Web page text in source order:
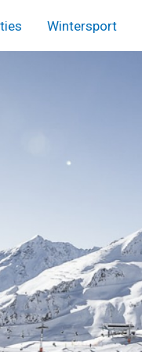
Wintersport